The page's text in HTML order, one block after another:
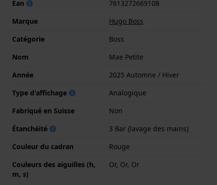
Ean
7613272669108
Marque
Hugo Boss
Catégorie
Boss
Nom
Mae Petite
Année
2025 Automne / Hiver
Type d'affichage
Analogique
Fabriqué en Suisse
Non
Étanchéité
3 Bar (lavage des mains)
Couleur du cadran
Rouge
Couleurs des aiguilles (h,
m, s)
Or, Or, Or